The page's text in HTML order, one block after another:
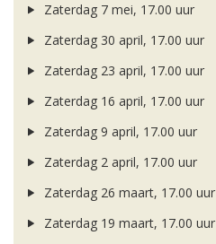
Zaterdag 7 mei, 17.00 uur
Zaterdag 30 april, 17.00 uur
Zaterdag 23 april, 17.00 uur
Zaterdag 16 april, 17.00 uur
Zaterdag 9 april, 17.00 uur
Zaterdag 2 april, 17.00 uur
Zaterdag 26 maart, 17.00 uur
Zaterdag 19 maart, 17.00 uur